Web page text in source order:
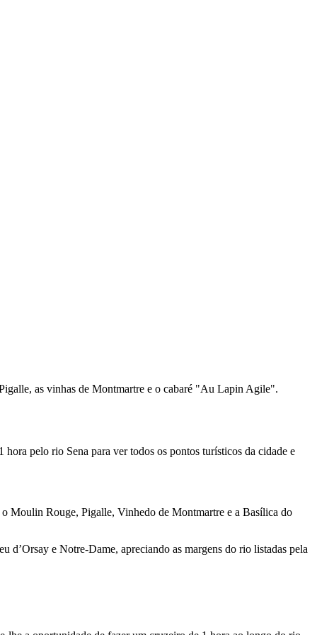
as vinhas de Montmartre e o cabaré "Au Lapin Agile".
pelo rio Sena para ver todos os pontos turísticos da cidade e
Moulin Rouge, Pigalle, Vinhedo de Montmartre e a Basílica do
e Notre-Dame, apreciando as margens do rio listadas pela